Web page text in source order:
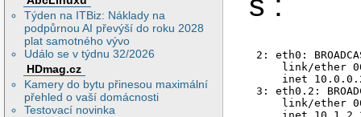
Týden na ITBiz: Náklady na
podpůrnou AI převýší do roku 2028
plat samotného vývo
Událo se v týdnu 32/2026
HDmag.cz
Kamery do bytu přinesou maximální
přehled o vaší domácnosti
Testovací novinka
2: eth0:
link/ether
inet
3: eth0.2:
link/ether